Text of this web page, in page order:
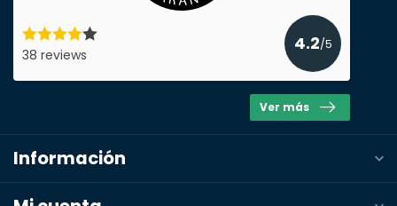
correo electrónico*
38 reviews
4.2/5
Ver más
Información